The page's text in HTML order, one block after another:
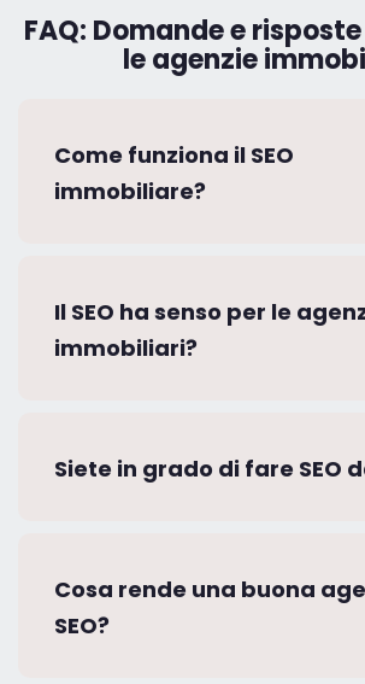
FAQ: Domande e risposte
le agenzie
Come funziona il SEO
immobiliare?
Il SEO ha senso per le
immobiliari?
Siete in grado di fare SEO
Cosa rende una buona
SEO?